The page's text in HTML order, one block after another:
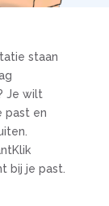
staan
Je wilt
past en
bij je past.